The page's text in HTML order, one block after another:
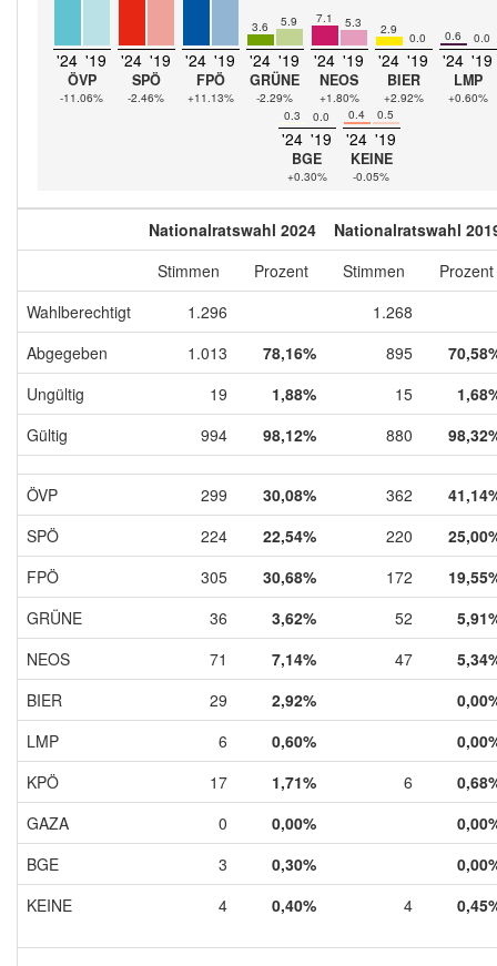
'24 '19
ÖVP
-11.06%
'24 '19
SPÖ
-2.46%
'24 '19
FPÖ
+11.13%
3.6 5.9
'24 '19
GRÜNE
-2.29%
7.1 5.3
'24 '19
NEOS
+1.80%
2.9
0.0
'24 '19
BIER
+2.92%
0.6 0.0
'24 '19
LMP
+0.60%
0.3
0.0
'24 '19
BGE
+0.30%
0.4 0.5
'24 '19
KEINE
-0.05%
Nationalratswahl 2024
Nationalratswahl
Stimmen
Prozent Stimmen
Prozent
Wahlberechtigt
1.296
1.268
Abgegeben
1.013 78,16% 895
Ungültig
19 1,88% 15
Gültig
994 98,12% 880
ÖVP 299 30,08% 362
SPÖ
224 22,54% 220
FPÖ
305 30,68% 172
GRÜNE
36 3,62% 52
NEOS
71 7,14% 47
BIER
29 2,92%
LMP
6 0,60%
KPÖ
17 1,71% 6
GAZA
0 0,00%
BGE
3 0,30%
KEINE
4 0,40% 4